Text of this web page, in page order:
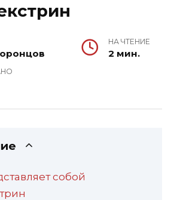
НА ЧТЕНИЕ
2 мин.
собой